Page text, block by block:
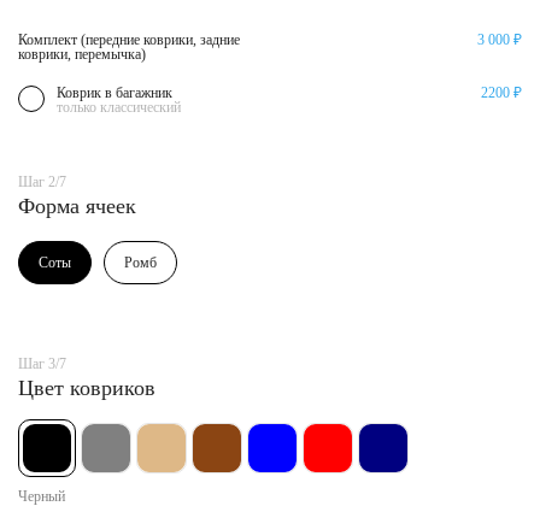
Комплект (передние коврики, задние
коврики, перемычка)
3 000 ₽
Коврик в багажник
только классический
2200 ₽
Шаг 2/7
Форма ячеек
Соты Ромб
Шаг 3/7
Цвет ковриков
Черный